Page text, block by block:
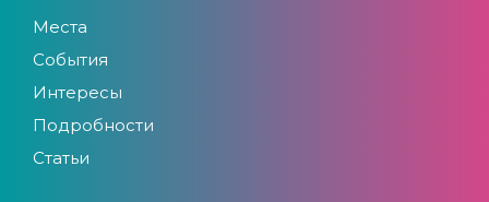
Места
События
Интересы
Подробности
Статьи